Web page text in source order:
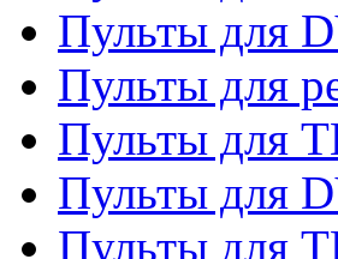
Пульты для
Пульты для
Пульты для
Пульты для
Пульты для